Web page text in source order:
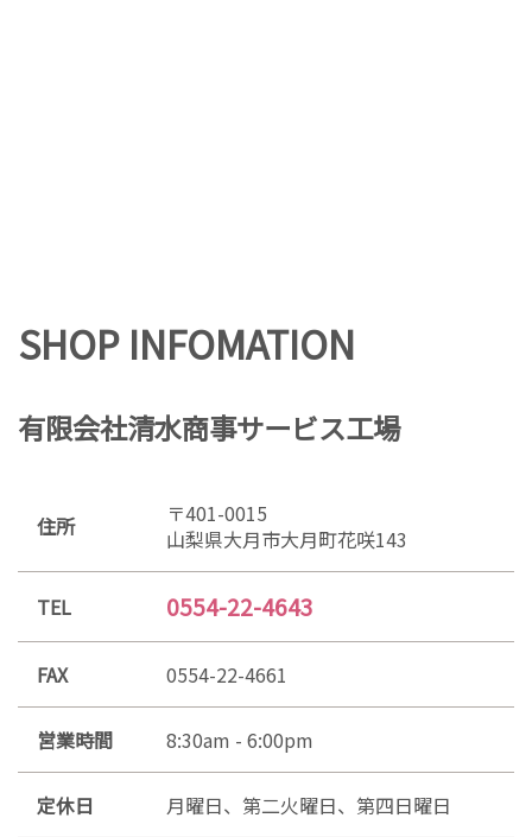
SHOP INFOMATION
有限会社清水商事サービス工場
住所
〒401-0015
山梨県大月市大月町花咲143
TEL 0554-22-4643
FAX 0554-22-4661
営業時間 8:30am - 6:00pm
定休日 月曜日、第二火曜日、第四日曜日